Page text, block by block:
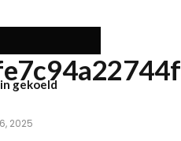
gekoeld
2025